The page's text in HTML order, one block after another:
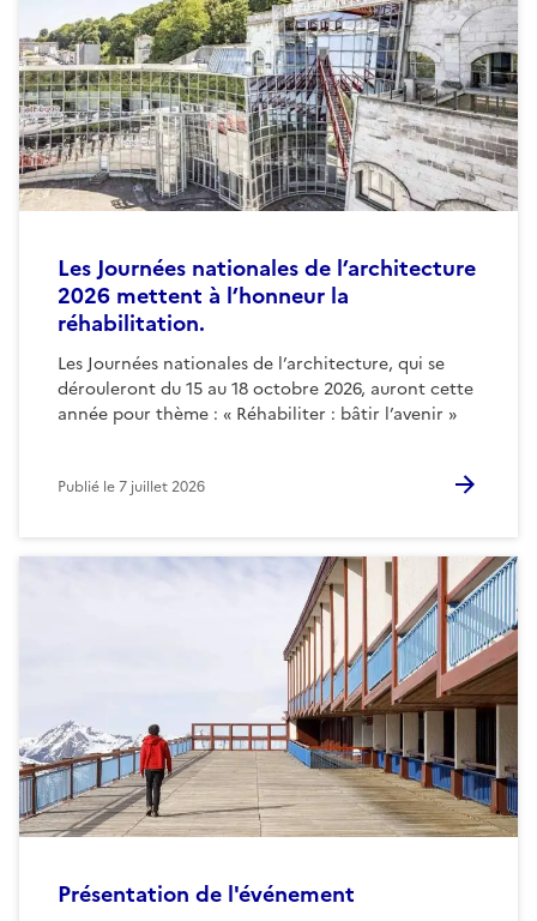
Les Journées nationales de l’architecture
2026 mettent à l’honneur la
réhabilitation.
Les Journées nationales de l’architecture, qui se
dérouleront du 15 au 18 octobre 2026, auront cette
année pour thème : « Réhabiliter : bâtir l’avenir »
Publié le7 juillet 2026
Présentation de l'événement